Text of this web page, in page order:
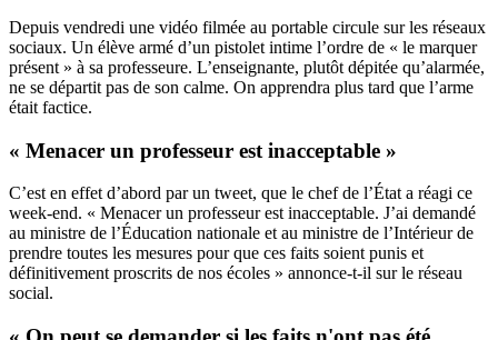
Depuis vendredi une vidéo filmée au portable circule sur les réseaux
sociaux. Un élève armé d’un pistolet intime l’ordre de « le marquer
présent » à sa professeure. L’enseignante, plutôt dépitée qu’alarmée,
ne se départit pas de son calme. On apprendra plus tard que l’arme
était factice.
« Menacer un professeur est inacceptable »
C’est en effet d’abord par un tweet, que le chef de l’État a réagi ce
week-end. « Menacer un professeur est inacceptable. J’ai demandé
au ministre de l’Éducation nationale et au ministre de l’Intérieur de
prendre toutes les mesures pour que ces faits soient punis et
définitivement proscrits de nos écoles » annonce-t-il sur le réseau
social.